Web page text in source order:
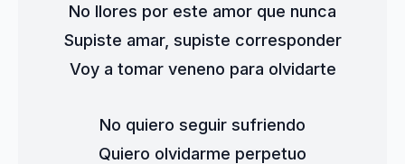
No llores por este amor que nunca
Supiste amar, supiste corresponder
Voy a tomar veneno para olvidarte
No quiero seguir sufriendo
Quiero olvidarme perpetuo